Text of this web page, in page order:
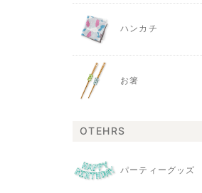
ハンカチ
お箸
OTEHRS
パーティーグッズ